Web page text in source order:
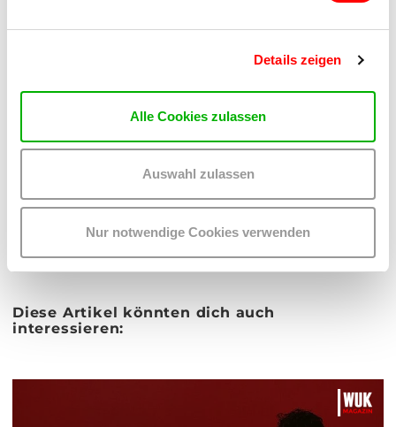
Details zeigen
Alle Cookies zulassen
Auswahl zulassen
Nur notwendige Cookies verwenden
NEXT ARTICLE
Diese Artikel könnten dich auch
interessieren: